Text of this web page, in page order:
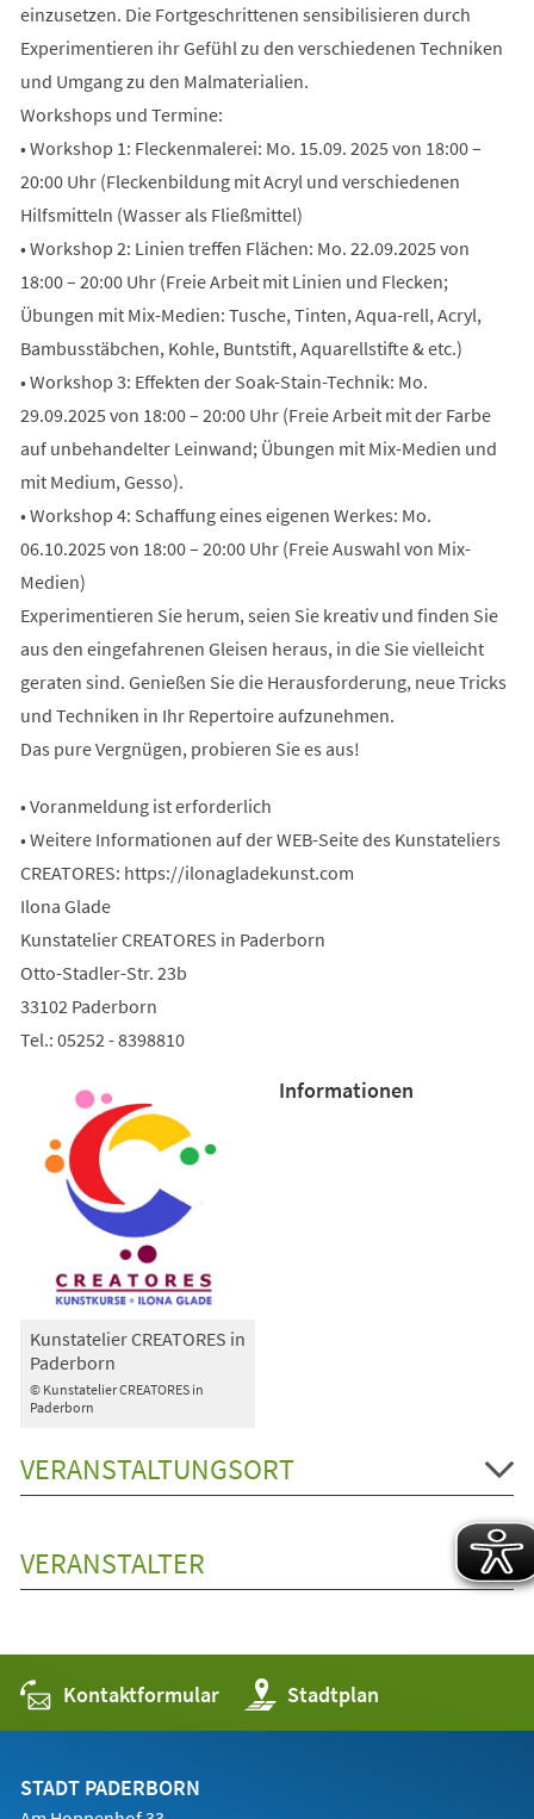
einzusetzen. Die Fortgeschrittenen sensibilisieren durch
Experimentieren ihr Gefühl zu den verschiedenen Techniken
und Umgang zu den Malmaterialien.
Workshops und Termine:
• Workshop 1: Fleckenmalerei: Mo. 15.09. 2025 von 18:00 –
20:00 Uhr (Fleckenbildung mit Acryl und verschiedenen
Hilfsmitteln (Wasser als Fließmittel)
• Workshop 2: Linien treffen Flächen: Mo. 22.09.2025 von
18:00 – 20:00 Uhr (Freie Arbeit mit Linien und Flecken;
Übungen mit Mix-Medien: Tusche, Tinten, Aqua-rell, Acryl,
Bambusstäbchen, Kohle, Buntstift, Aquarellstifte & etc.)
• Workshop 3: Effekten der Soak-Stain-Technik: Mo.
29.09.2025 von 18:00 – 20:00 Uhr (Freie Arbeit mit der Farbe
auf unbehandelter Leinwand; Übungen mit Mix-Medien und
mit Medium, Gesso).
• Workshop 4: Schaffung eines eigenen Werkes: Mo.
06.10.2025 von 18:00 – 20:00 Uhr (Freie Auswahl von Mix-
Medien)
Experimentieren Sie herum, seien Sie kreativ und finden Sie
aus den eingefahrenen Gleisen heraus, in die Sie vielleicht
geraten sind. Genießen Sie die Herausforderung, neue Tricks
und Techniken in Ihr Repertoire aufzunehmen.
Das pure Vergnügen, probieren Sie es aus!
• Voranmeldung ist erforderlich
• Weitere Informationen auf der WEB-Seite des Kunstateliers
CREATORES: https://ilonagladekunst.com
Ilona Glade
Kunstatelier CREATORES in Paderborn
Otto-Stadler-Str. 23b
33102 Paderborn
Tel.: 05252 - 8398810
© Kunstatelier CREATORES in
Paderborn
Kunstatelier CREATORES in
Paderborn
Informationen
VERANSTALTUNGSORT
VERANSTALTER
Kontaktformular Stadtplan
(Öffnet
in
einem
STADT PADERBORN